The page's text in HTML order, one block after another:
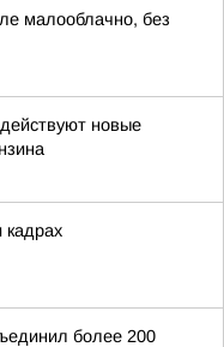
малооблачно, без
новые
кадрах
более 200